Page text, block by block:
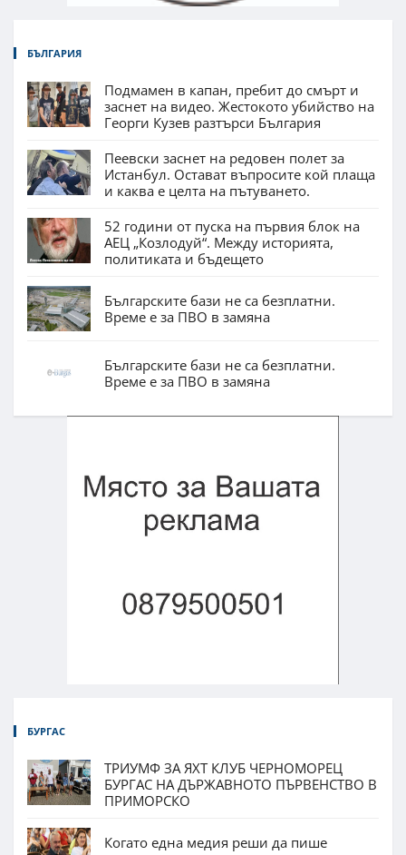
БЪЛГАРИЯ
Подмамен в капан, пребит до смърт и
заснет на видео. Жестокото убийство на
Георги Кузев разтърси България
Пеевски заснет на редовен полет за
Истанбул. Остават въпросите кой плаща
и каква е целта на пътуването.
52 години от пуска на първия блок на
АЕЦ „Козлодуй“. Между историята,
политиката и бъдещето
Българските бази не са безплатни.
Време е за ПВО в замяна
Българските бази не са безплатни.
Време е за ПВО в замяна
БУРГАС
ТРИУМФ ЗА ЯХТ КЛУБ ЧЕРНОМОРЕЦ
БУРГАС НА ДЪРЖАВНОТО ПЪРВЕНСТВО В
ПРИМОРСКО
Когато една медия реши да пише